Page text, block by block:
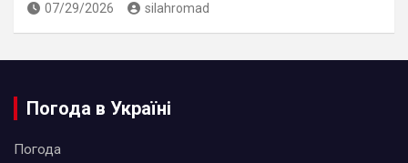
07/29/2026 silahromad
Погода в Україні
Погода